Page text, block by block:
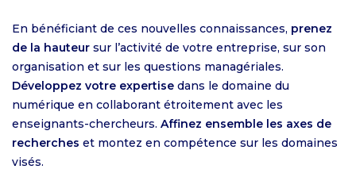
En bénéficiant de ces nouvelles connaissances, prenez
de la hauteur sur l’activité de votre entreprise, sur son
organisation et sur les questions managériales.
Développez votre expertise dans le domaine du
numérique en collaborant étroitement avec les
enseignants-chercheurs. Affinez ensemble les axes de
recherches et montez en compétence sur les domaines
visés.